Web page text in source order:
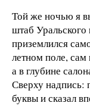
Той же ночью я
штаб Уральского
приземлился
летном поле,
а в глубине
Сверху надпись:
буквы и сказал